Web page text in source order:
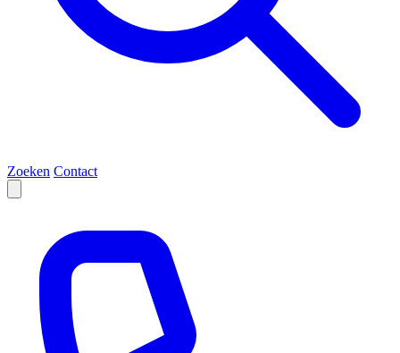
Zoeken Contact